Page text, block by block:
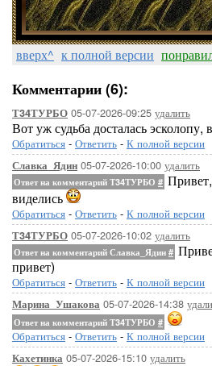
вверх^ к полной версии
Комментарии (6):
Т34ТУРБО 05-07-2026-09:25 удалить
Вот уж судьба досталась эсколопу,
Обратиться - Ответить - К полной версии
Славка_Ядин 05-07-2026-10:00 удалить
Ответ на комментарий Т34ТУРБО #
виделись
Обратиться - Ответить - К полной версии
Т34ТУРБО 05-07-2026-10:02 удалить
Ответ на комментарий Славка_Ядин #
привет)
Обратиться - Ответить - К полной версии
Марина_Ушакова 05-07-2026-14:38
Ответ на комментарий Т34ТУРБО #
Обратиться - Ответить - К полной версии
Кахетинка 05-07-2026-15:10 удалить